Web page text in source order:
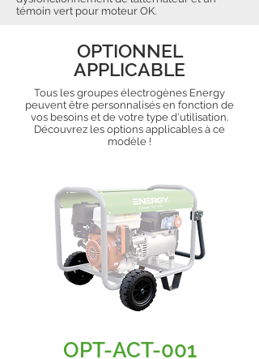
témoin vert pour moteur OK.
OPTIONNEL
APPLICABLE
Tous les groupes électrogènes Energy
peuvent être personnalisés en fonction de
vos besoins et de votre type d'utilisation.
Découvrez les options applicables à ce
modèle !
OPT-ACT-001